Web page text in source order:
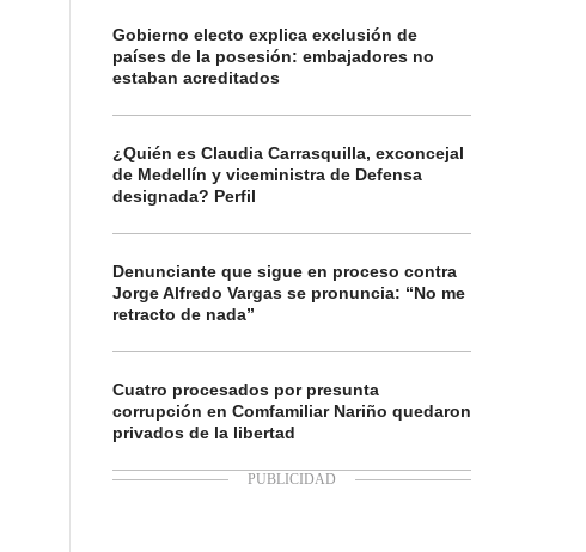
Gobierno electo explica exclusión de
países de la posesión: embajadores no
estaban acreditados
¿Quién es Claudia Carrasquilla, exconcejal
de Medellín y viceministra de Defensa
designada? Perfil
Denunciante que sigue en proceso contra
Jorge Alfredo Vargas se pronuncia: “No me
retracto de nada”
Cuatro procesados por presunta
corrupción en Comfamiliar Nariño quedaron
privados de la libertad